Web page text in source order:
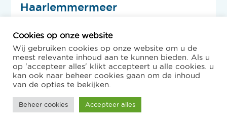
Haarlemmermeer
10-E1
2131 XE Hoofddorp
088 - 203 73 80
Op deze
website
Privacy statement
Copyright © 2026
Cookies op onze website
Wij gebruiken cookies op onze website om u de
meest relevante inhoud aan te kunnen bieden. Als u
op 'accepteer alles' klikt accepteert u alle cookies. u
kan ook naar beheer cookies gaan om de inhoud
van de opties te bekijken.
Beheer cookies Accepteer alles